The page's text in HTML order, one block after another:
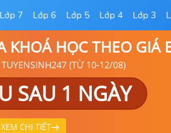
Lớp 7 Lớp 6 Lớp 5 Lớp 4 Lớp 3
HỌC THEO GIÁ
(TỪ 10-12/08)
SAU 1 NGÀY
XEM CHI TIẾT